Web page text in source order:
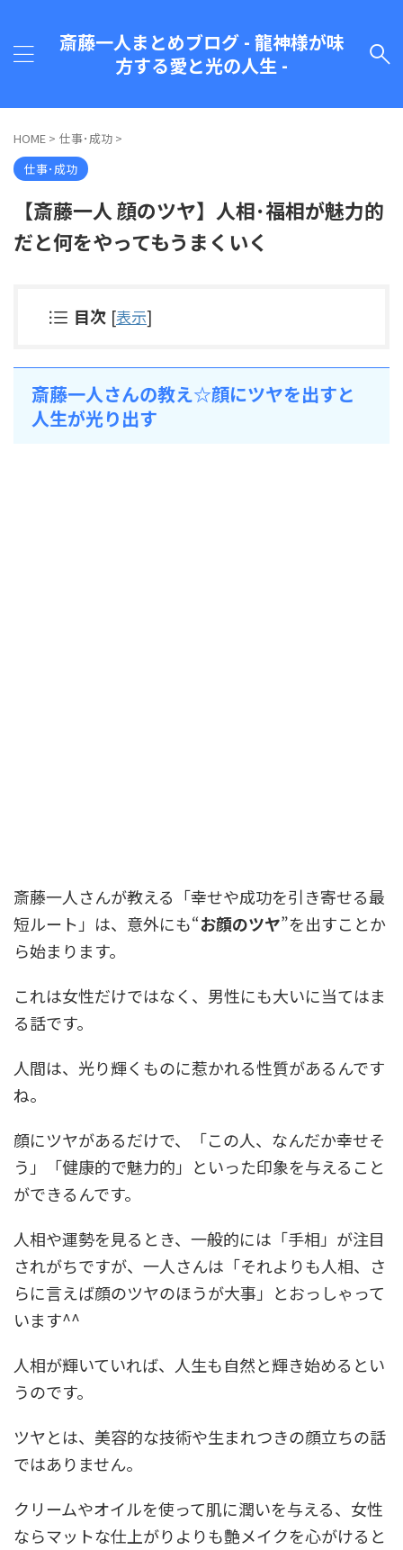
斎藤一人まとめブログ - 龍神様が味
方する愛と光の人生 -
HOME > 仕事･成功 >
仕事･成功
【斎藤一人 顔のツヤ】人相･福相が魅力的
だと何をやってもうまくいく
目次 [表示]
斎藤一人さんの教え☆顔にツヤを出すと
人生が光り出す
斎藤一人さんが教える「幸せや成功を引き寄せる最
短ルート」は、意外にも“お顔のツヤ”を出すことか
ら始まります。
これは女性だけではなく、男性にも大いに当てはま
る話です。
人間は、光り輝くものに惹かれる性質があるんです
ね。
顔にツヤがあるだけで、「この人、なんだか幸せそ
う」「健康的で魅力的」といった印象を与えること
ができるんです。
人相や運勢を見るとき、一般的には「手相」が注目
されがちですが、一人さんは「それよりも人相、さ
らに言えば顔のツヤのほうが大事」とおっしゃって
います^^
人相が輝いていれば、人生も自然と輝き始めるとい
うのです。
ツヤとは、美容的な技術や生まれつきの顔立ちの話
ではありません。
クリームやオイルを使って肌に潤いを与える、女性
ならマットな仕上がりよりも艶メイクを心がけると